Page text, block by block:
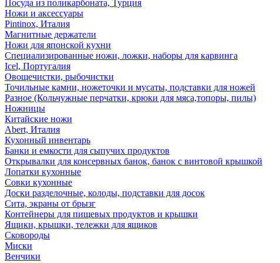
Посуда из поликарбоната, Турция
Ножи и аксессуары
Pintinox, Италия
Магнитные держатели
Ножи для японской кухни
Специализированные ножи, ложки, наборы для карвинга
Icel, Португалия
Овощечистки, рыбочистки
Точильные камни, ножеточки и мусаты, подставки для ножей
Разное (Кольчужные перчатки, крюки для мяса,топоры, пилы)
Ножницы
Китайские ножи
Abert, Италия
Кухонный инвентарь
Банки и емкости для сыпучих продуктов
Открывалки для консервных банок, банок с винтовой крышкой
Лопатки кухонные
Совки кухонные
Доски разделочные, колоды, подставки для досок
Сита, экраны от брызг
Контейнеры для пищевых продуктов и крышки
Ящики, крышки, тележки для ящиков
Сковороды
Миски
Венчики